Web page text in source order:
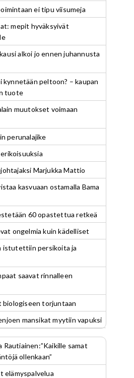
ei tipu viisumeja
mepit hyväksyivät
alkoi jo ennen juhannusta
peltoon? – kaupan
tuote
muutokset voimaan
perunalajike
Marjukka Mattio
kasvuaan ostamalla Bama
60 opastettua retkeä
ongelmia kuin kädelliset
istutettiin persikoita ja
saavat rinnalleen
torjuntaan
mansikat myytiin vapuksi
Rautiainen:”Kaikille samat
ollenkaan”